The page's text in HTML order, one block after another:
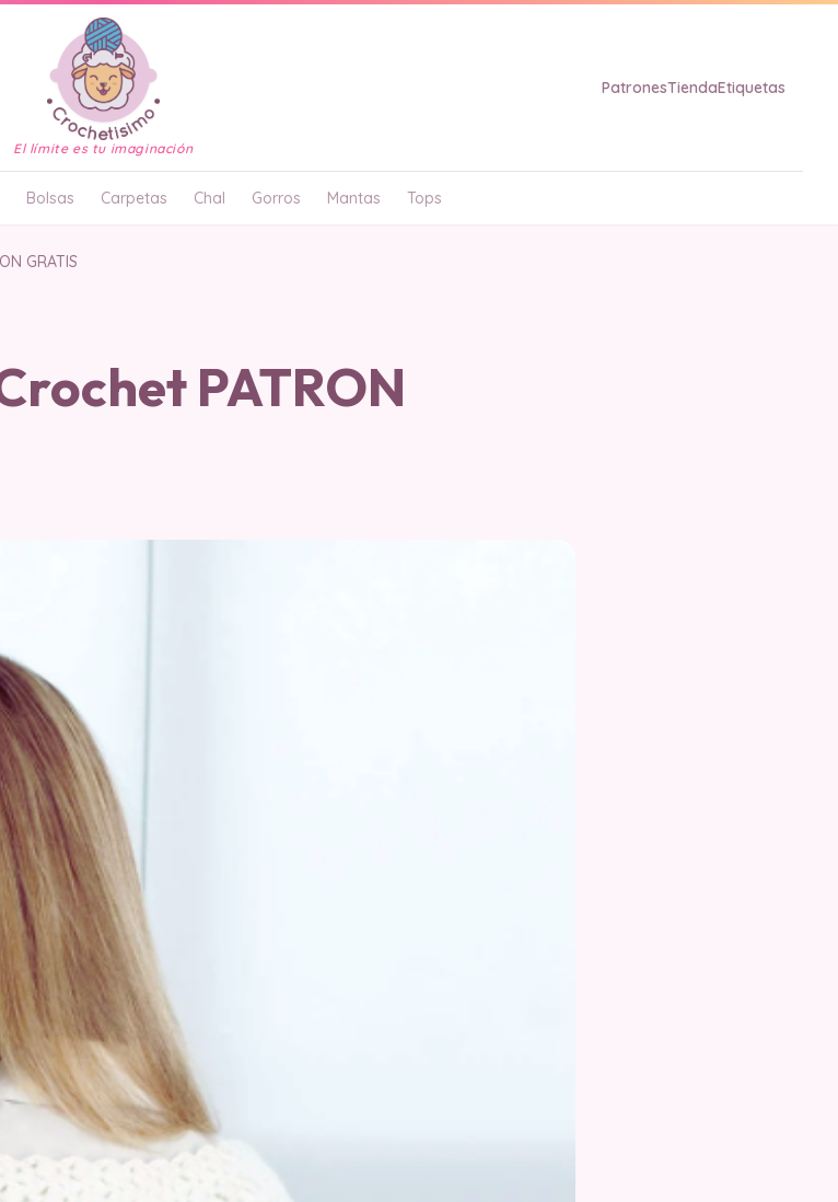
El límite es tu imaginación
PatronesTiendaEtiquetas
Bolsas Carpetas Chal Gorros Mantas Tops
GRATIS
PATRON